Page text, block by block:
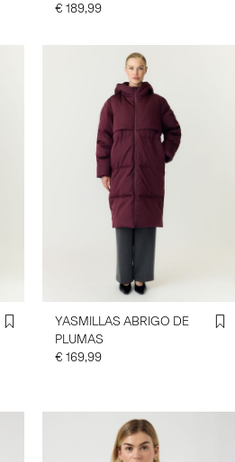
€ 189,99
YASMILLAS ABRIGO DE
PLUMAS
€ 169,99